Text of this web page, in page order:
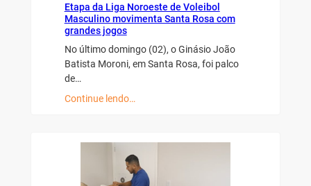
Etapa da Liga Noroeste de Voleibol
Masculino movimenta Santa Rosa com
grandes jogos
No último domingo (02), o Ginásio João
Batista Moroni, em Santa Rosa, foi palco
de…
Continue lendo…